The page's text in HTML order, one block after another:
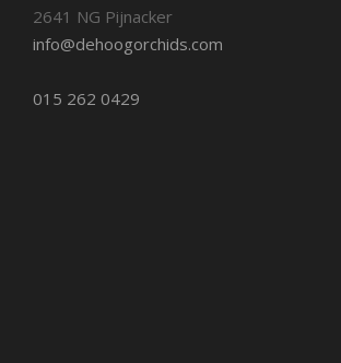
2641 NG Pijnacker
info@dehoogorchids.com
015 262 0429